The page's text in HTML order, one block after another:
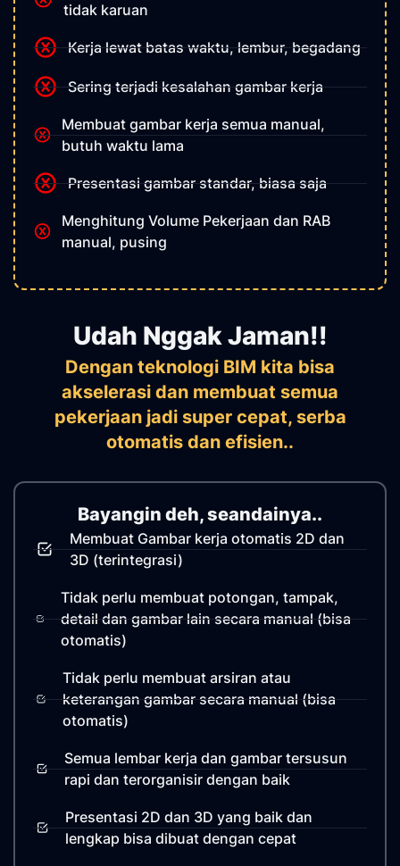
tidak karuan
Kerja lewat batas waktu, lembur, begadang
Sering terjadi kesalahan gambar kerja
Membuat gambar kerja semua manual,
butuh waktu lama
Presentasi gambar standar, biasa saja
Menghitung Volume Pekerjaan dan RAB
manual, pusing
Udah Nggak Jaman!!
Dengan teknologi BIM kita bisa
akselerasi dan membuat semua
pekerjaan jadi super cepat, serba
otomatis dan efisien..
Bayangin deh, seandainya..
Membuat Gambar kerja otomatis 2D dan
3D (terintegrasi)
Tidak perlu membuat potongan, tampak,
detail dan gambar lain secara manual (bisa
otomatis)
Tidak perlu membuat arsiran atau
keterangan gambar secara manual (bisa
otomatis)
Semua lembar kerja dan gambar tersusun
rapi dan terorganisir dengan baik
Presentasi 2D dan 3D yang baik dan
lengkap bisa dibuat dengan cepat